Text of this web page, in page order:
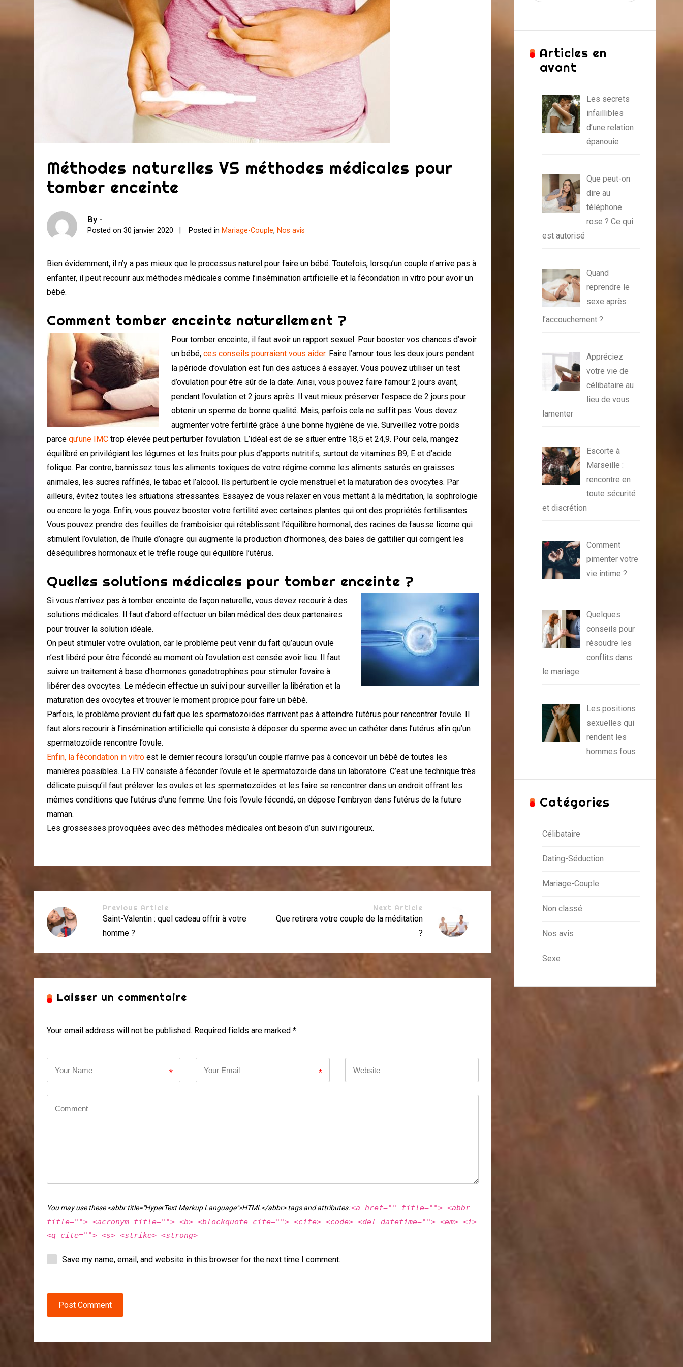
Méthodes naturelles VS méthodes médicales pour
tomber enceinte
By -
Posted on30 janvier 2020 Posted in Mariage-Couple, Nos avis
Bien évidemment, il n’y a pas mieux que le processus naturel pour faire un bébé. Toutefois, lorsqu’un couple n’arrive pas à
enfanter, il peut recourir aux méthodes médicales comme l’insémination artificielle et la fécondation in vitro pour avoir un
bébé.
Comment tomber enceinte naturellement ?
Pour tomber enceinte, il faut avoir un rapport sexuel. Pour booster vos chances d’avoir
un bébé,ces conseils pourraient vous aider. Faire l’amour tous les deux jours pendant
la période d’ovulation est l’un des astuces à essayer. Vous pouvez utiliser un test
d’ovulation pour être sûr de la date. Ainsi, vous pouvez faire l’amour 2 jours avant,
pendant l’ovulation et 2 jours après. Il vaut mieux préserver l’espace de 2 jours pour
obtenir un sperme de bonne qualité. Mais, parfois cela ne suffit pas. Vous devez
augmenter votre fertilité grâce à une bonne hygiène de vie. Surveillez votre poids
parcequ’une IMC trop élevée peut perturber l’ovulation. L’idéal est de se situer entre 18,5 et 24,9. Pour cela, mangez
équilibré en privilégiant les légumes et les fruits pour plus d’apports nutritifs, surtout de vitamines B9, E et d’acide
folique. Par contre, bannissez tous les aliments toxiques de votre régime comme les aliments saturés en graisses
animales, les sucres raffinés, le tabac et l’alcool. Ils perturbent le cycle menstruel et la maturation des ovocytes. Par
ailleurs, évitez toutes les situations stressantes. Essayez de vous relaxer en vous mettant à la méditation, la sophrologie
ou encore le yoga. Enfin, vous pouvez booster votre fertilité avec certaines plantes qui ont des propriétés fertilisantes.
Vous pouvez prendre des feuilles de framboisier qui rétablissent l’équilibre hormonal, des racines de fausse licorne qui
stimulent l’ovulation, de l’huile d’onagre qui augmente la production d’hormones, des baies de gattilier qui corrigent les
déséquilibres hormonaux et le trèfle rouge qui équilibre l’utérus.
Quelles solutions médicales pour tomber enceinte ?
Si vous n’arrivez pas à tomber enceinte de façon naturelle, vous devez recourir à des
solutions médicales. Il faut d’abord effectuer un bilan médical des deux partenaires
pour trouver la solution idéale.
On peut stimuler votre ovulation, car le problème peut venir du fait qu’aucun ovule
n’est libéré pour être fécondé au moment où l’ovulation est censée avoir lieu. Il faut
suivre un traitement à base d’hormones gonadotrophines pour stimuler l’ovaire à
libérer des ovocytes. Le médecin effectue un suivi pour surveiller la libération et la
maturation des ovocytes et trouver le moment propice pour faire un bébé.
Parfois, le problème provient du fait que les spermatozoïdes n’arrivent pas à atteindre l’utérus pour rencontrer l’ovule. Il
faut alors recourir à l’insémination artificielle qui consiste à déposer du sperme avec un cathéter dans l’utérus afin qu’un
spermatozoïde rencontre l’ovule.
Enfin, la fécondation in vitro est le dernier recours lorsqu’un couple n’arrive pas à concevoir un bébé de toutes les
manières possibles. La FIV consiste à féconder l’ovule et le spermatozoïde dans un laboratoire. C’est une technique très
délicate puisqu’il faut prélever les ovules et les spermatozoïdes et les faire se rencontrer dans un endroit offrant les
mêmes conditions que l’utérus d’une femme. Une fois l’ovule fécondé, on dépose l’embryon dans l’utérus de la future
maman.
Les grossesses provoquées avec des méthodes médicales ont besoin d’un suivi rigoureux.
Previous Article
Saint-Valentin : quel cadeau offrir à votre
homme ?
Next Article
Que retirera votre couple de la méditation
?
Laisser un commentaire
Your email address will not be published. Required fields are marked *.
* *
You may use these <abbr title="HyperText Markup Language">HTML</abbr> tags and attributes:<a href="" title=""> <abbr
title=""> <acronym title=""> <b> <blockquote cite=""> <cite> <code> <del datetime=""> <em> <i>
<q cite=""> <s> <strike> <strong>
Save my name, email, and website in this browser for the next time I comment.
Post Comment
Articles en
avant
Les secrets
infaillibles
d’une relation
épanouie
Que peut-on
dire au
téléphone
rose ? Ce qui
est autorisé
Quand
reprendre le
sexe après
l’accouchement ?
Appréciez
votre vie de
célibataire au
lieu de vous
lamenter
Escorte à
Marseille :
rencontre en
toute sécurité
et discrétion
Comment
pimenter votre
vie intime ?
Quelques
conseils pour
résoudre les
conflits dans
le mariage
Les positions
sexuelles qui
rendent les
hommes fous
Catégories
Célibataire
Dating-Séduction
Mariage-Couple
Non classé
Nos avis
Sexe